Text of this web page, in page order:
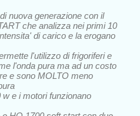
nuova generazione con il
che analizza nei primi 10
di carico e la erogano
l'utilizzo di frigoriferi e
l'onda pura ma ad un costo
e sono MOLTO meno
w e i motori funzionano